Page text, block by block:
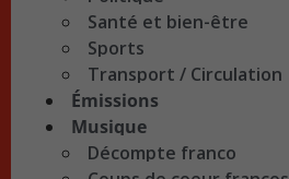
Santé et bien-être
Sports
Transport / Circulation
Émissions
Musique
Décompte franco